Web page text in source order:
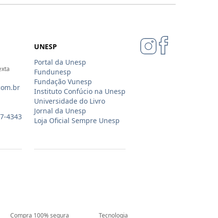
4343
UNESP
Portal da Unesp
Fundunesp
Fundação Vunesp
Instituto Confúcio na Unesp
Universidade do Livro
Jornal da Unesp
Loja Oficial Sempre Unesp
Compra 100% segura Tecnologia